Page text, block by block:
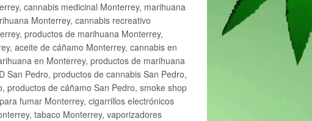
cannabis medicinal Monterrey, marihuana
Monterrey, cannabis recreativo
productos de marihuana Monterrey,
aceite de cáñamo Monterrey, cannabis en
en Monterrey, productos de marihuana
San Pedro, productos de cannabis San Pedro,
productos de cáñamo San Pedro, smoke shop
fumar Monterrey, cigarrillos electrónicos
tabaco Monterrey, vaporizadores